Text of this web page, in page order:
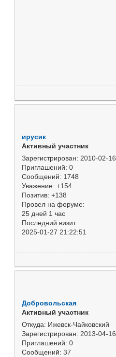
ирусик
Активный участник
Зарегистрирован: 2010-02-16
Приглашений: 0
Сообщений: 1748
Уважение: +154
Позитив: +138
Провел на форуме:
25 дней 1 час
Последний визит:
2025-01-27 21:22:51
Добровольская
Активный участник
Откуда: Ижевск-Чайковский
Зарегистрирован: 2013-04-16
Приглашений: 0
Сообщений: 37